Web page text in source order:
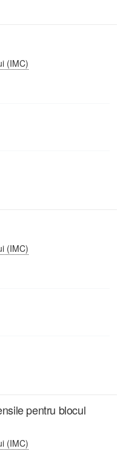
(IMC)
(IMC)
pentru blocul
(IMC)